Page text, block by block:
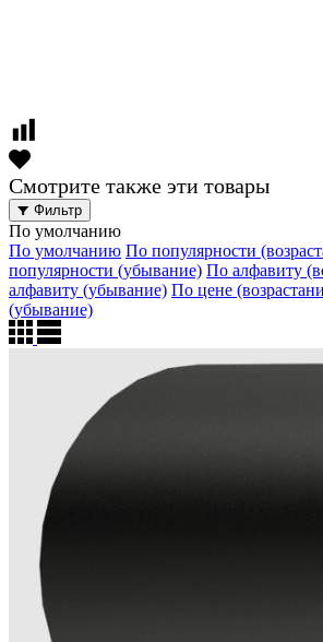
Смотрите также эти товары
Фильтр
По умолчанию
По умолчанию По популярности
популярности (убывание) По алфавиту
алфавиту (убывание) По цене
(убывание)